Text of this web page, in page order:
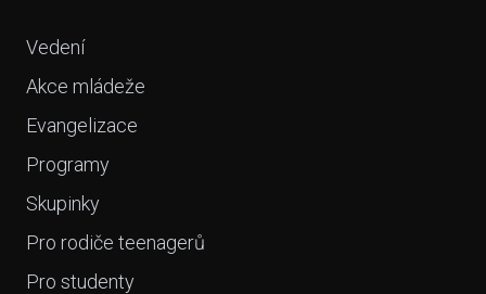
Vedení
Akce mládeže
Evangelizace
Programy
Skupinky
Pro rodiče teenagerů
Pro studenty